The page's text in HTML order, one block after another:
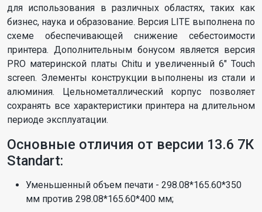
для использования в различных областях, таких как
бизнес, наука и образование. Версия LITE выполнена по
схеме обеспечивающей снижение себестоимости
принтера. Дополнительным бонусом является версия
PRO материнской платы Chitu и увеличенный 6" Touch
screen. Элементы конструкции выполнены из стали и
алюминия. Цельнометаллический корпус позволяет
сохранять все характеристики принтера на длительном
периоде эксплуатации.
Основные отличия от версии 13.6 7К
Standart:
Уменьшенный объем печати - 298.08*165.60*350
мм против 298.08*165.60*400 мм;